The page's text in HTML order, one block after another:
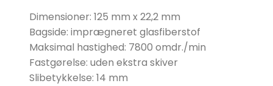
Dimensioner: 125 mm x 22,2 mm
Bagside: imprægneret glasfiberstof
Maksimal hastighed: 7800 omdr./min
Fastgørelse: uden ekstra skiver
Slibetykkelse: 14 mm